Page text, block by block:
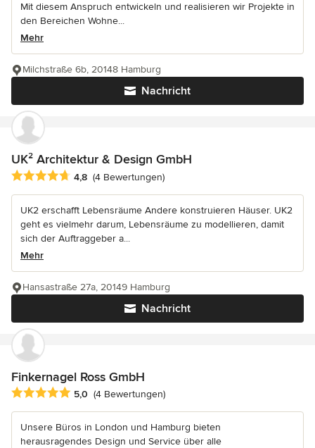
Mit diesem Anspruch entwickeln und realisieren wir Projekte in
den Bereichen Wohne...
Mehr
Nachricht
Milchstraße 6b, 20148 Hamburg
UK² Architektur & Design GmbH
Durchschnittliche Bewertung: 4.8 von 5 Sternen
4,8 (4 Bewertungen)
UK2 erschafft Lebensräume Andere konstruieren Häuser. UK2
geht es vielmehr darum, Lebensräume zu modellieren, damit
sich der Auftraggeber a...
Mehr
Nachricht
Hansastraße 27a, 20149 Hamburg
Finkernagel Ross GmbH
Durchschnittliche Bewertung: 5 von 5 Sternen
5,0 (4 Bewertungen)
Unsere Büros in London und Hamburg bieten
herausragendes Design und Service über alle